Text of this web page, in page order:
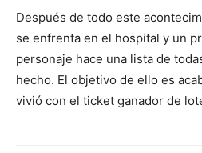
Después de todo este
se enfrenta en el hospital y un
personaje hace una lista de
hecho. El objetivo de ello es
vivió con el ticket ganador de